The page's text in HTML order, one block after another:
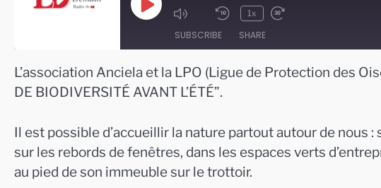
Play
Episode
1x
SUBSCRIBE SHARE
RSS FEED
SHARE
EMBED
L’association Anciela et la LPO (Ligue de Protection des
DE BIODIVERSITÉ AVANT L’ÉTÉ”.
Il est possible d’accueillir la nature partout autour de nous :
sur les rebords de fenêtres, dans les espaces verts
au pied de son immeuble sur le trottoir.